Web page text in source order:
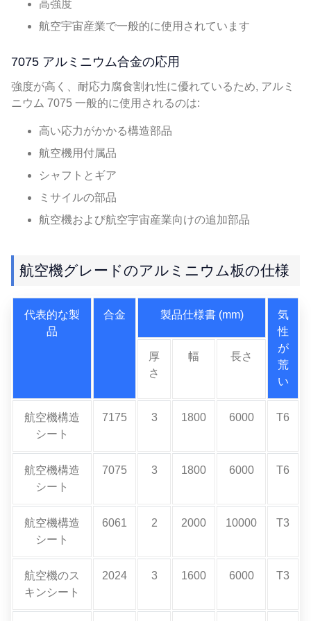
高強度
航空宇宙産業で一般的に使用されています
7075 アルミニウム合金の応用
強度が高く、耐応力腐食割れ性に優れているため, アルミ
ニウム 7075 一般的に使用されるのは:
高い応力がかかる構造部品
航空機用付属品
シャフトとギア
ミサイルの部品
航空機および航空宇宙産業向けの追加部品
航空機グレードのアルミニウム板の仕様
代表的な製
品
合金 製品仕様書 (mm)
気
性
が
荒
い
厚
さ
幅 長さ
航空機構造
シート
7175 3 1800 6000 T6
航空機構造
シート
7075 3 1800 6000 T6
航空機構造
シート
6061 2 2000 10000 T3
航空機のス
キンシート
2024 3 1600 6000 T3